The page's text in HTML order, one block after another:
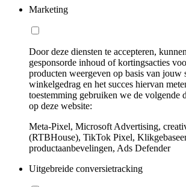
Marketing
Door deze diensten te accepteren,
gesponsorde inhoud of kortingsacties
producten weergeven op basis van jouw
winkelgedrag en het succes hiervan
toestemming gebruiken we de volgende
op deze website:
Meta-Pixel, Microsoft Advertising,
(RTBHouse), TikTok Pixel,
productaanbevelingen, Ads Defender
Uitgebreide conversietracking